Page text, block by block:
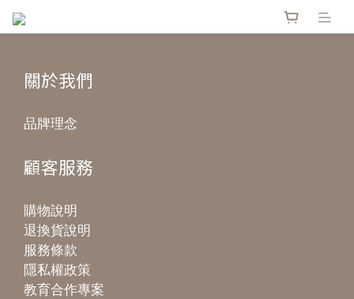
關於我們
品牌理念
顧客服務
購物說明
退換貨說明
服務條款
隱私權政策
教育合作專案